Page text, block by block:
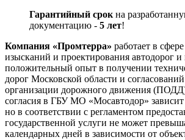
Гарантийный срок на
документацию - 5 лет!
Компания «Промтерра» работает в
изысканий и проектирования автодорог и
положительный опыт в получении
дорог Московской области и
организации дорожного движения
согласия в ГБУ МО «Мосавтодор» зависит
но в соответствии с регламентом
государственной услуги не может
календарных дней в зависимости от